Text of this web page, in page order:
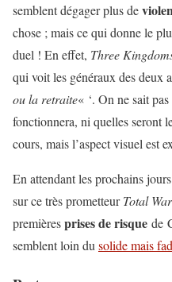
semblent dégager plus de
chose ; mais ce qui donne le
duel ! En effet, Three
qui voit les généraux des deux
ou la retraite« ‘. On ne sait
fonctionnera, ni quelles seront
cours, mais l’aspect visuel est
En attendant les prochains
sur ce très prometteurTotal
premièresprises de risque de
semblent loin du solide mais